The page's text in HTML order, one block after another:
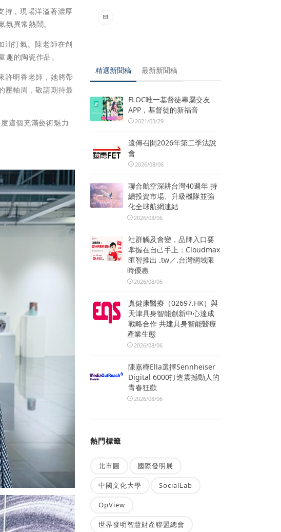
持，現場洋溢著濃厚
異常熱鬧。
油打氣。陳老師在創
的陶瓷作品。
許明香老師，她將帶
壓軸周，敬請期待最
這個充滿藝術魅力
精選新聞稿 最新新聞稿
FLOC唯一基督徒專屬交友
APP，基督徒的新福音
2021/03/29
遠傳召開2026年第二季法說
會
2026/08/06
聯合航空深耕台灣40週年 持
續投資市場、升級機隊並強
化全球航網連結
2026/08/06
社群觸及會變，品牌入口要
掌握在自己手上：Cloudmax
匯智推出 .tw／.台灣網域限
時優惠
2026/08/06
真健康醫療（02697.HK）與
天津具身智能創新中心達成
戰略合作 共建具身智能醫療
產業生態
2026/08/06
陳嘉樺Ella選擇Sennheiser
Digital 6000打造震撼動人的
青春狂歡
2026/08/06
熱門標籤
北市圖 國際發明展
中國文化大學 SocialLab
OpView
世界發明智慧財產聯盟總會